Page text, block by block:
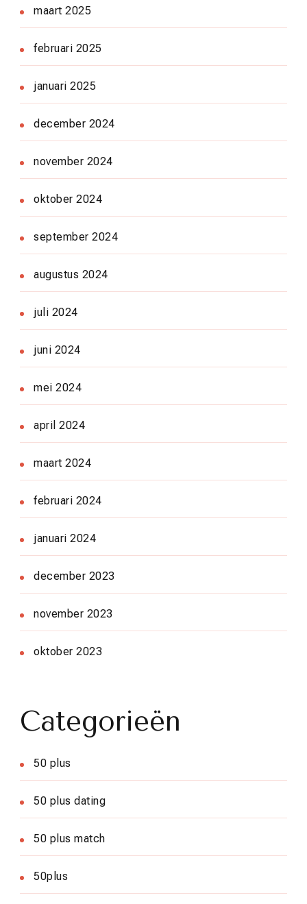
maart 2025
februari 2025
januari 2025
december 2024
november 2024
oktober 2024
september 2024
augustus 2024
juli 2024
juni 2024
mei 2024
april 2024
maart 2024
februari 2024
januari 2024
december 2023
november 2023
oktober 2023
Categorieën
50 plus
50 plus dating
50 plus match
50plus